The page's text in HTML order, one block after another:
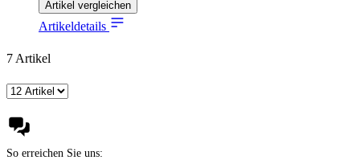
Artikel vergleichen
Artikeldetails
7 Artikel
So erreichen Sie uns: